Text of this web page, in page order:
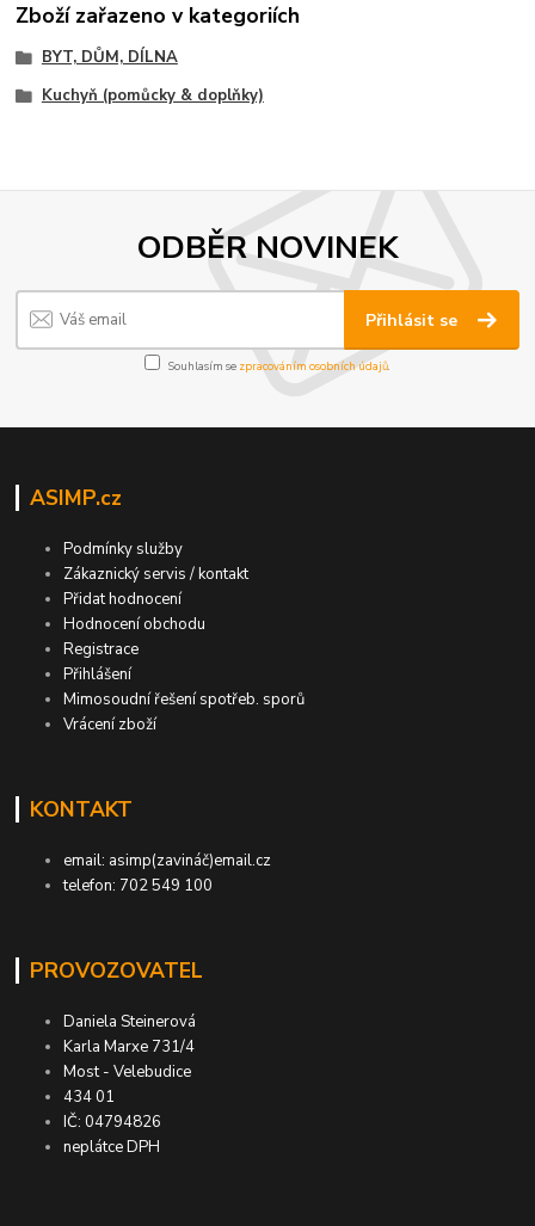
Zboží zařazeno v kategoriích
BYT, DŮM, DÍLNA
Kuchyň (pomůcky & doplňky)
ODBĚR NOVINEK
Přihlásit se
Souhlasím se zpracováním osobních údajů.
ASIMP.cz
Podmínky služby
Zákaznický servis / kontakt
Přidat hodnocení
Hodnocení obchodu
Registrace
Přihlášení
Mimosoudní řešení spotřeb. sporů
Vrácení zboží
KONTAKT
email: asimp(zavináč)email.cz
telefon: 702 549 100
PROVOZOVATEL
Daniela Steinerová
Karla Marxe 731/4
Most - Velebudice
434 01
IČ: 04794826
neplátce DPH